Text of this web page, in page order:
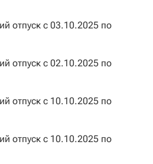
отпуск с 03.10.2025 по
отпуск с 02.10.2025 по
отпуск с 10.10.2025 по
отпуск с 10.10.2025 по